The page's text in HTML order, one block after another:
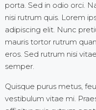
porta. Sed in odio orci.
nisi rutrum quis. Lorem
adipiscing elit. Nunc
mauris tortor rutrum
eros. Sed rutrum nisi
semper.
Quisque purus metus,
vestibulum vitae mi.